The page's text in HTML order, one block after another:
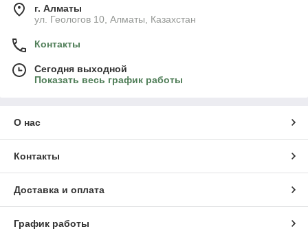
г. Алматы
ул. Геологов 10, Алматы, Казахстан
Контакты
Сегодня выходной
Показать весь график работы
О нас
Контакты
Доставка и оплата
График работы